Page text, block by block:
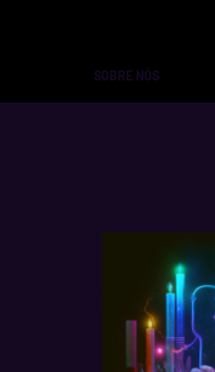
SOBRE NÓS